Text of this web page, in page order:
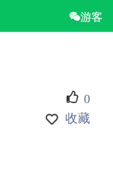
游客
0
收藏